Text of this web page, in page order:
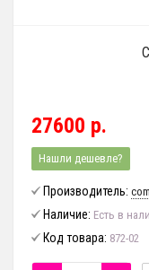
27600 р.
Нашли дешевле?
Производитель:
Наличие: Есть в
Код товара: 872-02